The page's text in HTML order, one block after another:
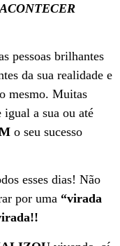
pessoas brilhantes
da sua realidade e
mesmo. Muitas
igual a sua ou até
o seu sucesso
esses dias! Não
por uma “virada